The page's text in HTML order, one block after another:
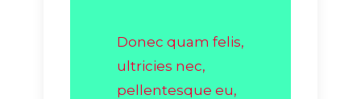
Donec quam felis,
ultricies nec,
pellentesque eu,